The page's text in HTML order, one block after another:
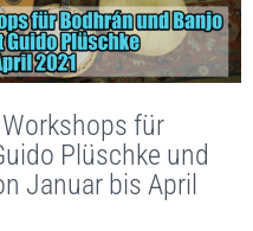
für
Plüschke und
Januar bis April